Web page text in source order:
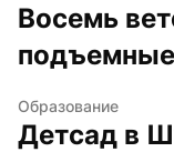
Восемь
Образование
Детсад в